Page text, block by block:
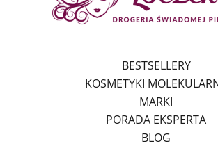
BESTSELLERY
KOSMETYKI
MARKI
PORADA EKSPERTA
BLOG